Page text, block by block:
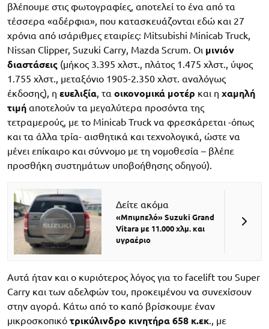
βλέπουμε στις φωτογραφίες, αποτελεί το ένα από τα
τέσσερα «αδέρφια», που κατασκευάζονται εδώ και 27
χρόνια από ισάριθμες εταιρίες: Mitsubishi Minicab Truck,
Nissan Clipper, Suzuki Carry, Mazda Scrum. Οι μινιόν
διαστάσεις (μήκος 3.395 χλστ., πλάτος 1.475 χλστ., ύψος
1.755 χλστ., μεταξόνιο 1905-2.350 χλστ. αναλόγως
έκδοσης), η ευελιξία , τα οικονομικά μοτέρ και η χαμηλή
τιμή αποτελούν τα μεγαλύτερα προσόντα της
τετραμερούς, με το Minicab Truck να φρεσκάρεται -όπως
και τα άλλα τρία- αισθητικά και τεχνολογικά, ώστε να
μένει επίκαιρο και σύννομο με τη νομοθεσία – βλέπε
προσθήκη συστημάτων υποβοήθησης οδηγού).
Δείτε ακόμα
«Μπιμπελό» Suzuki Grand
Vitara με 11.000 χλμ. και
υγραέριο
Αυτά ήταν και ο κυριότερος λόγος για το facelift του Super
Carry και των αδελφών του, προκειμένου να συνεχίσουν
στην αγορά. Κάτω από το καπό βρίσκουμε έναν
μικροσκοπικό τρικύλινδρο κινητήρα 658 κ.εκ., με